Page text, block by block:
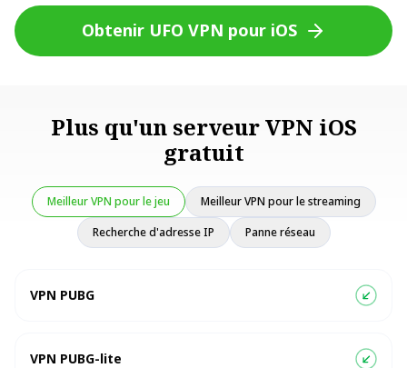
Obtenir UFO VPN pour iOS
Plus qu'un serveur VPN iOS
gratuit
Meilleur VPN pour le jeu
Meilleur VPN pour le streaming
Recherche d'adresse IP
Panne réseau
VPN PUBG
VPN PUBG-lite